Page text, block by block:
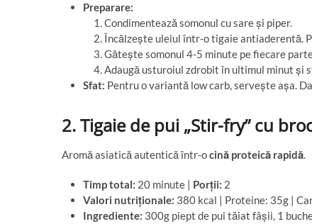
Preparare:
Condimentează somonul cu sare și piper.
Încălzește uleiul într-o tigaie antiaderentă.
Gătește somonul 4-5 minute pe fiecare
Adaugă usturoiul zdrobit în ultimul minut și
Sfat: Pentru o variantă low carb, servește așa.
2. Tigaie de pui „Stir-fry” cu
Aromă asiatică autentică într-ocină proteică rapidă.
Timp total: 20 minute | Porții: 2
Valori nutriționale: 380 kcal | Proteine: 35g |
Ingrediente: 300g piept de pui tăiat fâșii, 1